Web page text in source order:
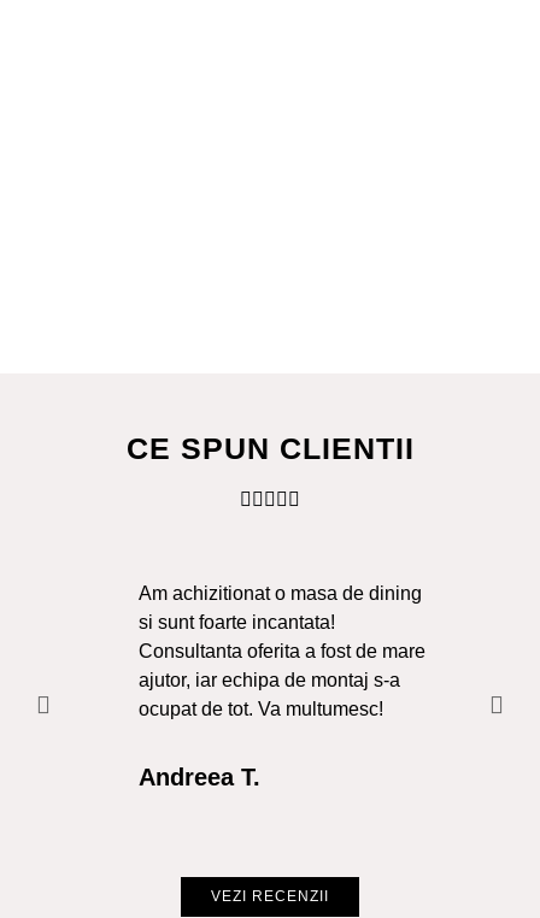
CE SPUN CLIENTII
Am achizitionat o masa de dining
si sunt foarte incantata!
Consultanta oferita a fost de mare
ajutor, iar echipa de montaj s-a
ocupat de tot. Va multumesc!
Andreea T.
VEZI RECENZII